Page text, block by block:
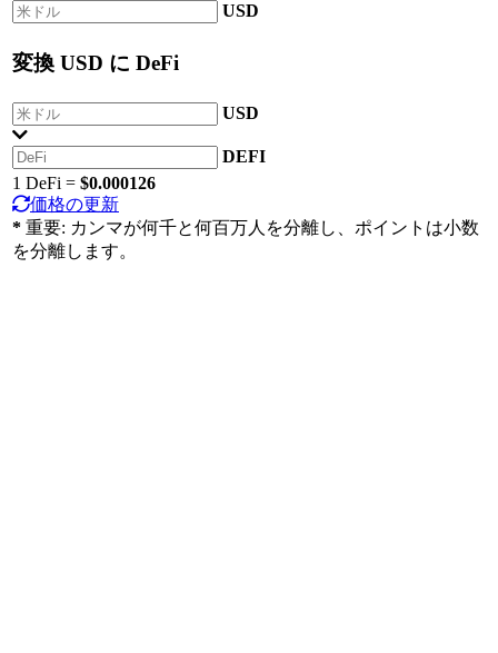
USD
変換 USD に DeFi
USD
DEFI
1 DeFi = $0.000126
価格の更新
* 重要: カンマが何千と何百万人を分離し、ポイントは小数
を分離します。